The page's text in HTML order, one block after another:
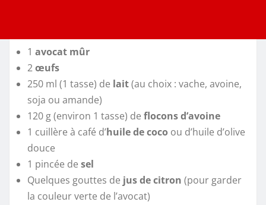
1 avocat mûr
2œufs
250 ml (1 tasse) de lait(au choix : vache, avoine,
soja ou amande)
120 g (environ 1 tasse) de flocons d’avoine
1 cuillère à café d’huile de coco ou d’huile d’olive
douce
1 pincée de sel
Quelques gouttes de jus de citron (pour garder
la couleur verte de l’avocat)